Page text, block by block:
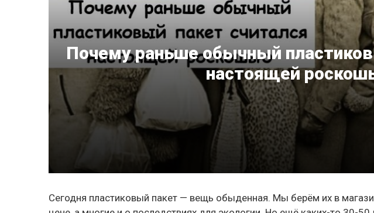
Почему раньше обычный
настоящей
Сегодня пластиковый пакет — вещь обыденная. Мы берём их в